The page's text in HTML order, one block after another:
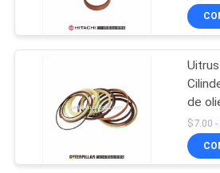
Regelbare
de